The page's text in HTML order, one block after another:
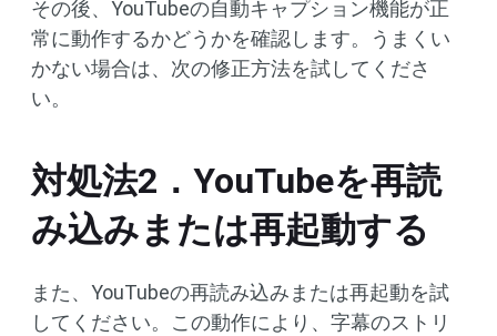
その後、YouTubeの自動キャプション機能が正
常に動作するかどうかを確認します。うまくい
かない場合は、次の修正方法を試してくださ
い。
対処法2．YouTubeを再読
み込みまたは再起動する
また、YouTubeの再読み込みまたは再起動を試
してください。この動作により、字幕のストリ